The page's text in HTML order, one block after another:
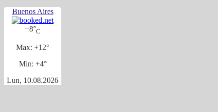
Buenos Aires
+8°C
Max: +12°
Min: +4°
Lun, 10.08.2026